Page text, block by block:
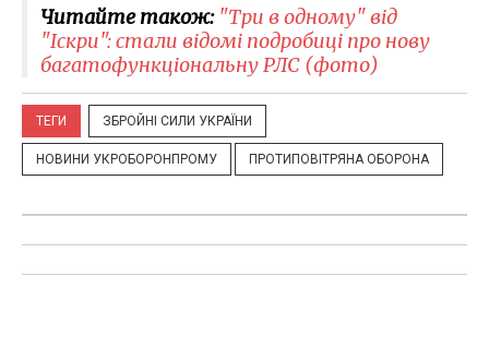
Читайте також: "Три в одному" від
"Іскри": стали відомі подробиці про нову
багатофункціональну РЛС (фото)
ТЕГИ ЗБРОЙНІ СИЛИ УКРАЇНИ
НОВИНИ УКРОБОРОНПРОМУ ПРОТИПОВІТРЯНА ОБОРОНА